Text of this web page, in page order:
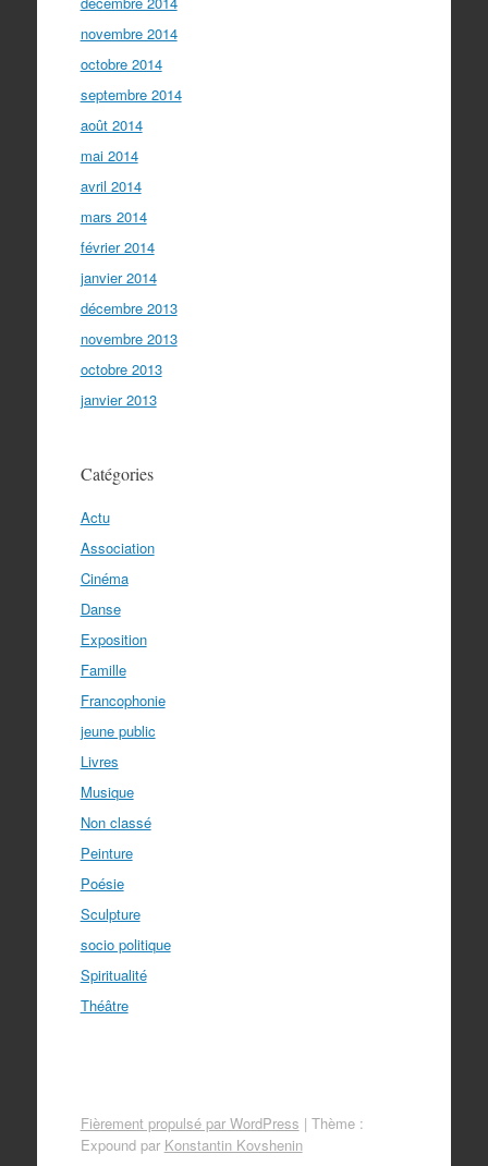
novembre 2014
octobre 2014
septembre 2014
août 2014
mai 2014
avril 2014
mars 2014
février 2014
janvier 2014
décembre 2013
novembre 2013
octobre 2013
janvier 2013
Catégories
Actu
Association
Cinéma
Danse
Exposition
Famille
Francophonie
jeune public
Livres
Musique
Non classé
Peinture
Poésie
Sculpture
socio politique
Spiritualité
Théâtre
Fièrement propulsé par WordPress | Thème :
Expound par Konstantin Kovshenin